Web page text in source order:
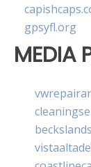
gpsyfl.org
MEDIA